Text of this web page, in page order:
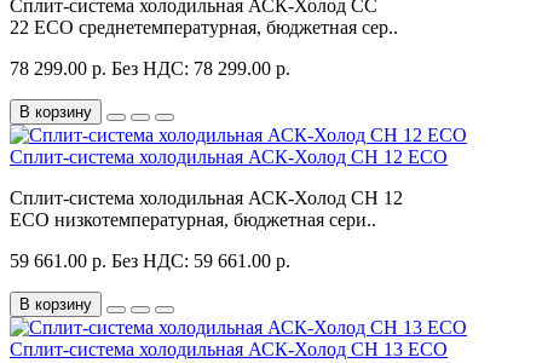
Сплит-система холодильная АСК-Холод CC
22 ECO среднетемпературная, бюджетная сер..
78 299.00 р. Без НДС: 78 299.00 р.
В корзину
Сплит-система холодильная АСК-Холод CH 12 ECO
Сплит-система холодильная АСК-Холод CH 12
ECO низкотемпературная, бюджетная сери..
59 661.00 р. Без НДС: 59 661.00 р.
В корзину
Сплит-система холодильная АСК-Холод CH 13 ECO